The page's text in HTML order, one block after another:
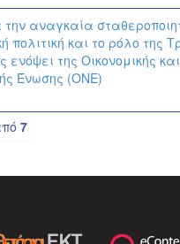
την αναγκαία
πολιτική και το ρόλο της
ενόψει της Οικονομικής και
Ένωσης (ΟΝΕ)
7